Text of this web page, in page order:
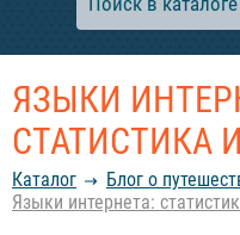
ЯЗЫКИ
СТАТИСТИКА
Каталог
Блог о
Языки интернета: